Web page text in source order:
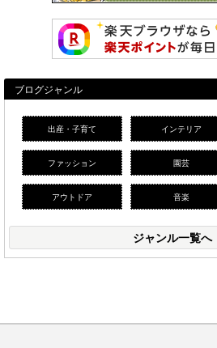
ブログジャンル
出産・子育て インテリア
ファッション 園芸
アウトドア 音楽
ジャンル一覧へ